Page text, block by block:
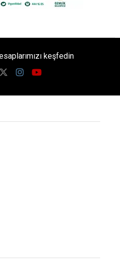
keşfedin